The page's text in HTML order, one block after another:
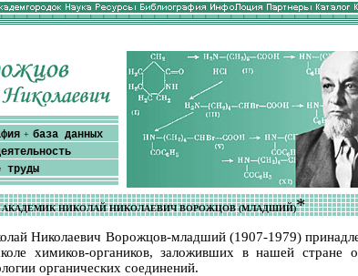
+ база данных
труды
АКАДЕМИК НИКОЛАЙ НИКОЛАЕВИЧ ВОРОЖЦОВ (МЛАДШИЙ)*
Николаевич Ворожцов-младший (1907-1979)
химиков-органиков, заложивших в нашей стране
органических соединений.